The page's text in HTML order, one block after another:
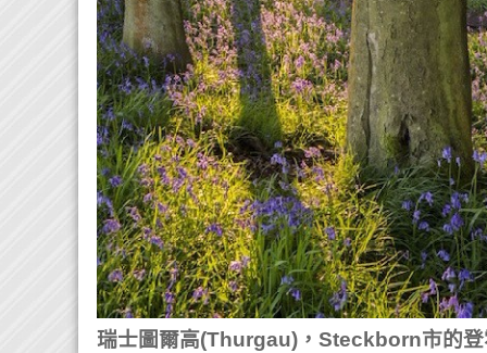
瑞士圖爾高(Thurgau)，Steckborn市的